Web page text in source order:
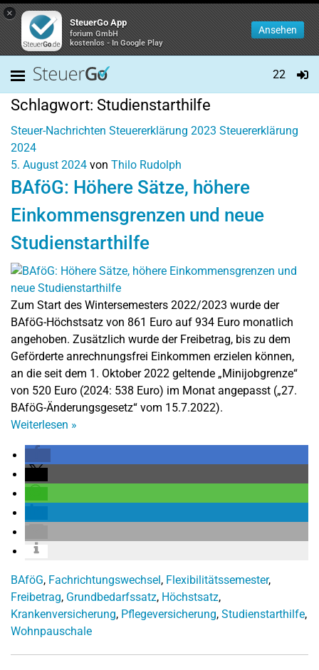
×
SteuerGo App
forium GmbH
kostenlos - In Google Play
Ansehen
22
Schlagwort: Studienstarthilfe
Steuer-Nachrichten Steuererklärung 2023 Steuererklärung
2024
5. August 2024 von Thilo Rudolph
BAföG: Höhere Sätze, höhere
Einkommensgrenzen und neue
Studienstarthilfe
Zum Start des Wintersemesters 2022/2023 wurde der
BAföG-Höchstsatz von 861 Euro auf 934 Euro monatlich
angehoben. Zusätzlich wurde der Freibetrag, bis zu dem
Geförderte anrechnungsfrei Einkommen erzielen können,
an die seit dem 1. Oktober 2022 geltende „Minijobgrenze“
von 520 Euro (2024: 538 Euro) im Monat angepasst („27.
BAföG-Änderungsgesetz“ vom 15.7.2022).
Weiterlesen »
BAföG, Fachrichtungswechsel, Flexibilitätssemester,
Freibetrag, Grundbedarfssatz, Höchstsatz,
Krankenversicherung, Pflegeversicherung, Studienstarthilfe,
Wohnpauschale